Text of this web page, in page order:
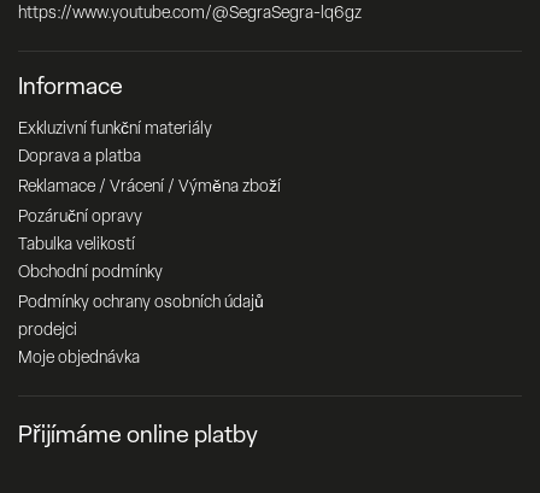
https://www.youtube.com/@SegraSegra-lq6gz
Informace
Exkluzivní funkční materiály
Doprava a platba
Reklamace / Vrácení / Výměna zboží
Pozáruční opravy
Tabulka velikostí
Obchodní podmínky
Podmínky ochrany osobních údajů
prodejci
Moje objednávka
Přijímáme online platby